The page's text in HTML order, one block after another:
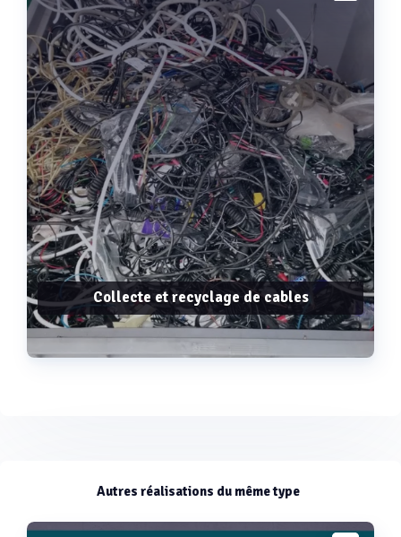
Collecte et recyclage de cables
Autres réalisations du même type